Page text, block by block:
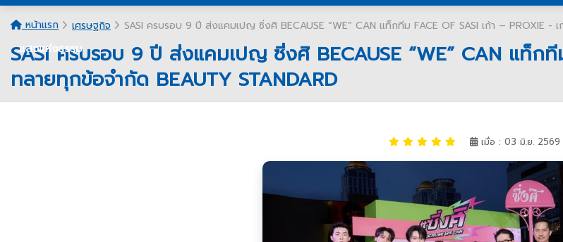
แสงแห่งธรรม
หน้าแรก เศรษฐกิจ SASI ครบรอบ 9 ปี ส่งแคมเปญ ซิ่งศิ BECAUSE “WE” CAN แท็กทีม FACE OF SASI เก้า – PROXIE -
SASI ครบรอบ 9 ปี ส่งแคมเปญ ซิ่งศิ BECAUSE “WE” CAN แท็กที
ทลายทุกข้อจำกัด BEAUTY STANDARD
เมื่อ : 03 มิ.ย. 2569